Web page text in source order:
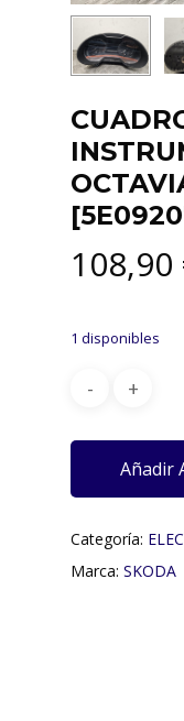
108,90
1 disponibles
Añadir
Categoría:
Marca: SKODA